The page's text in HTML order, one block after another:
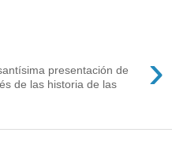
›
presentación de
de las historia de las